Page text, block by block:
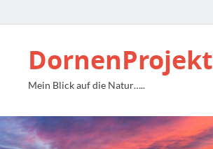
Mein Blick auf die Natur…..